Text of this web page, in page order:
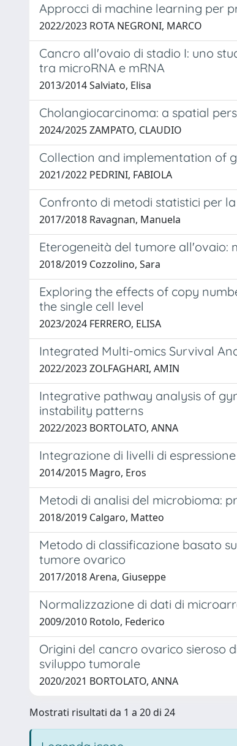
Approcci di machine learning per
2022/2023 ROTA NEGRONI, MARCO
Cancro all'ovaio di stadio I: uno
tra microRNA e mRNA
2013/2014 Salviato, Elisa
Cholangiocarcinoma: a spatial
2024/2025 ZAMPATO, CLAUDIO
Collection and implementation of
2021/2022 PEDRINI, FABIOLA
Confronto di metodi statistici per
2017/2018 Ravagnan, Manuela
Eterogeneità del tumore all'ovaio:
2018/2019 Cozzolino, Sara
Exploring the effects of copy
the single cell level
2023/2024 FERRERO, ELISA
Integrated Multi-omics Survival
2022/2023 ZOLFAGHARI, AMIN
Integrative pathway analysis of
instability patterns
2022/2023 BORTOLATO, ANNA
Integrazione di livelli di
2014/2015 Magro, Eros
Metodi di analisi del microbioma:
2018/2019 Calgaro, Matteo
Metodo di classificazione basato
tumore ovarico
2017/2018 Arena, Giuseppe
Normalizzazione di dati di
2009/2010 Rotolo, Federico
Origini del cancro ovarico sieroso
sviluppo tumorale
2020/2021 BORTOLATO, ANNA
Mostrati risultati da 1 a 20 di 24